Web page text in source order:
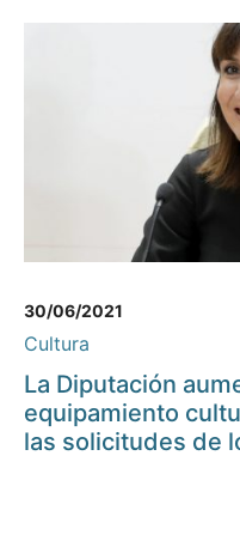
30/06/2021
Cultura
La Diputación
equipamiento
las solicitudes de